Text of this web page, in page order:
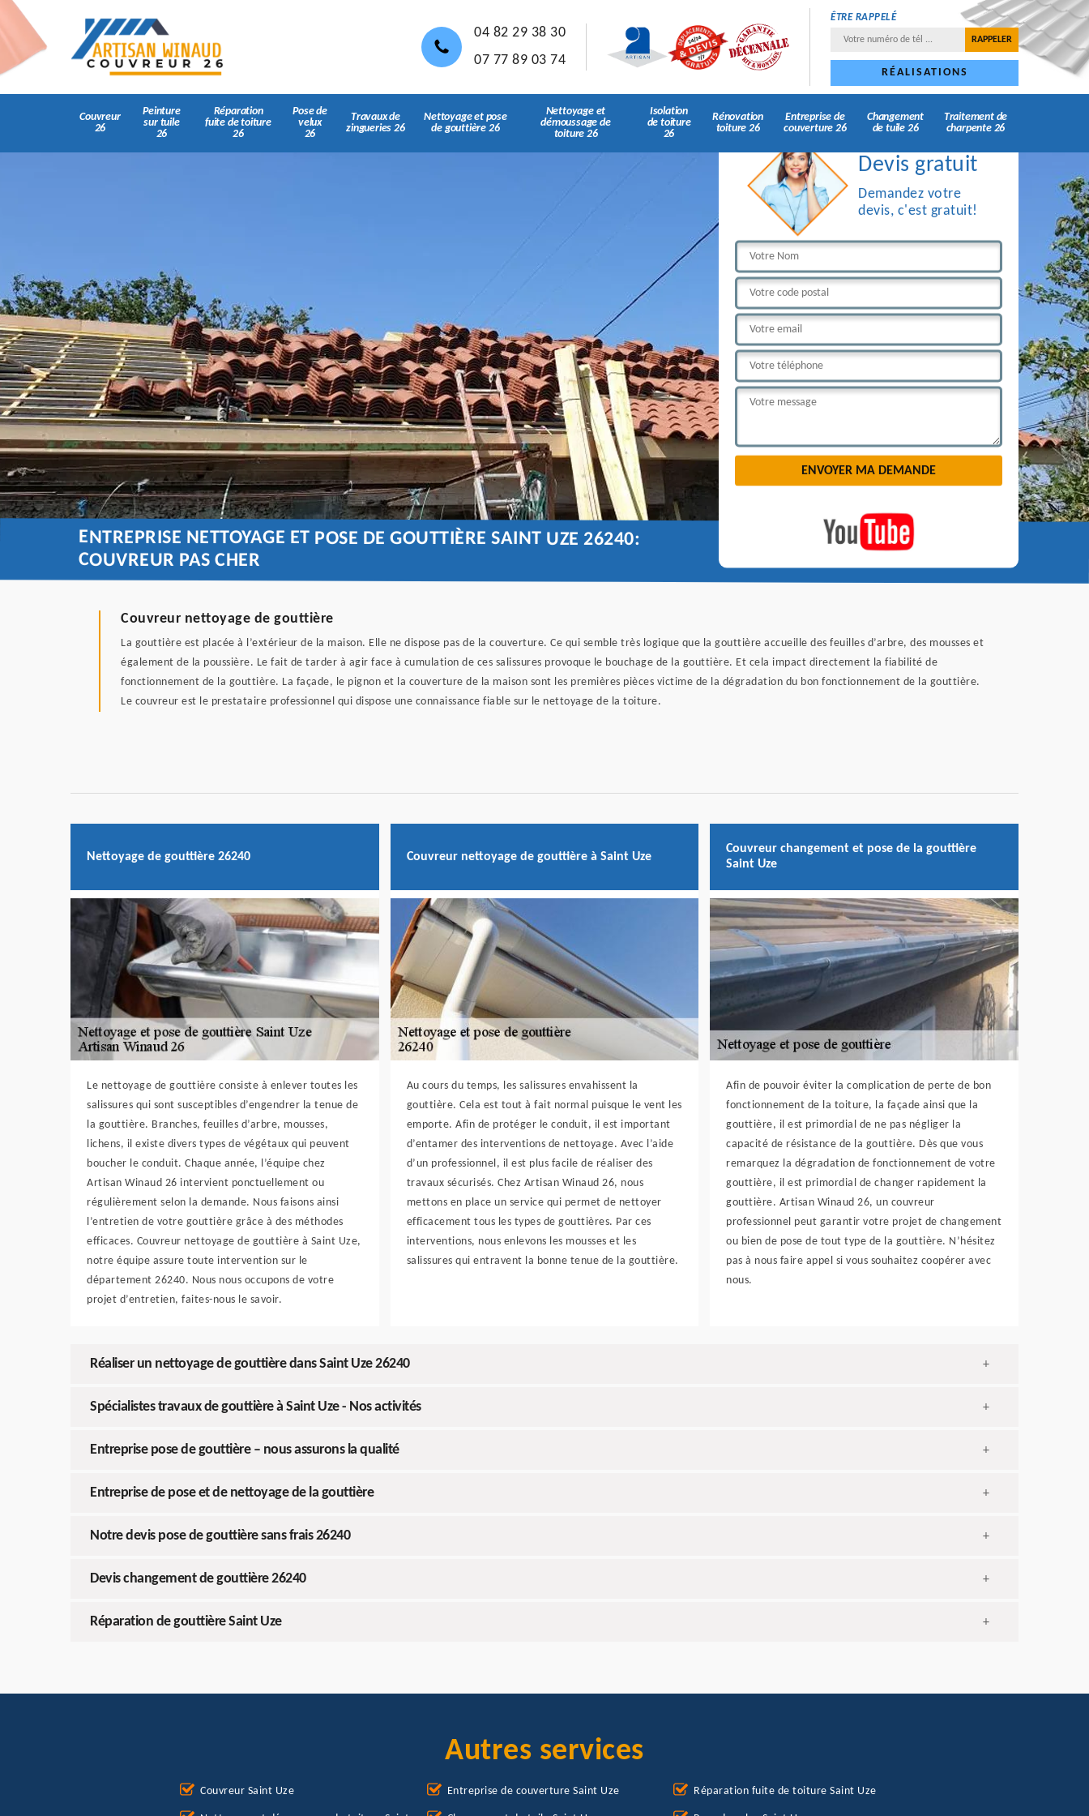
04 82 29 38 30
07 77 89 03 74
ÊTRE RAPPELÉ
RÉALISATIONS
Couvreur
26
Peinture
sur tuile
26
Réparation
fuite de toiture
26
Pose de
velux
26
Travaux de
zingueries 26
Nettoyage et pose
de gouttière 26
Nettoyage et
démoussage de
toiture 26
Isolation
de toiture
26
Rénovation
toiture 26
Entreprise de
couverture 26
Changement
de tuile 26
Traitement de
charpente 26
Devis gratuit
Demandez votre
devis, c'est gratuit!
ENTREPRISE NETTOYAGE ET POSE DE GOUTTIÈRE SAINT UZE 26240:
COUVREUR PAS CHER
Couvreur nettoyage de gouttière
La gouttière est placée à l’extérieur de la maison. Elle ne dispose pas de la couverture. Ce qui semble très logique que la gouttière accueille des feuilles d’arbre, des mousses et
également de la poussière. Le fait de tarder à agir face à cumulation de ces salissures provoque le bouchage de la gouttière. Et cela impact directement la fiabilité de
fonctionnement de la gouttière. La façade, le pignon et la couverture de la maison sont les premières pièces victime de la dégradation du bon fonctionnement de la gouttière.
Le couvreur est le prestataire professionnel qui dispose une connaissance fiable sur le nettoyage de la toiture.
Nettoyage de gouttière 26240
Le nettoyage de gouttière consiste à enlever toutes les
salissures qui sont susceptibles d’engendrer la tenue de
la gouttière. Branches, feuilles d’arbre, mousses,
lichens, il existe divers types de végétaux qui peuvent
boucher le conduit. Chaque année, l’équipe chez
Artisan Winaud 26 intervient ponctuellement ou
régulièrement selon la demande. Nous faisons ainsi
l’entretien de votre gouttière grâce à des méthodes
efficaces. Couvreur nettoyage de gouttière à Saint Uze,
notre équipe assure toute intervention sur le
département 26240. Nous nous occupons de votre
projet d’entretien, faites-nous le savoir.
Couvreur nettoyage de gouttière à Saint Uze
Au cours du temps, les salissures envahissent la
gouttière. Cela est tout à fait normal puisque le vent les
emporte. Afin de protéger le conduit, il est important
d’entamer des interventions de nettoyage. Avec l’aide
d’un professionnel, il est plus facile de réaliser des
travaux sécurisés. Chez Artisan Winaud 26, nous
mettons en place un service qui permet de nettoyer
efficacement tous les types de gouttières. Par ces
interventions, nous enlevons les mousses et les
salissures qui entravent la bonne tenue de la gouttière.
Couvreur changement et pose de la gouttière
Saint Uze
Afin de pouvoir éviter la complication de perte de bon
fonctionnement de la toiture, la façade ainsi que la
gouttière, il est primordial de ne pas négliger la
capacité de résistance de la gouttière. Dès que vous
remarquez la dégradation de fonctionnement de votre
gouttière, il est primordial de changer rapidement la
gouttière. Artisan Winaud 26, un couvreur
professionnel peut garantir votre projet de changement
ou bien de pose de tout type de la gouttière. N’hésitez
pas à nous faire appel si vous souhaitez coopérer avec
nous.
Réaliser un nettoyage de gouttière dans Saint Uze 26240 +
Spécialistes travaux de gouttière à Saint Uze - Nos activités +
Entreprise pose de gouttière – nous assurons la qualité +
Entreprise de pose et de nettoyage de la gouttière +
Notre devis pose de gouttière sans frais 26240 +
Devis changement de gouttière 26240 +
Réparation de gouttière Saint Uze +
Autres services
Couvreur Saint Uze Entreprise de couverture Saint Uze Réparation fuite de toiture Saint Uze